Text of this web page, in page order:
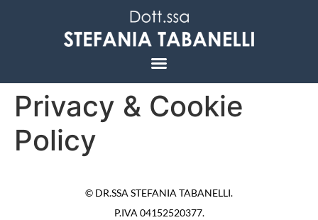
Privacy & Cookie
Policy
© DR.SSA STEFANIA TABANELLI.
P.IVA 04152520377.